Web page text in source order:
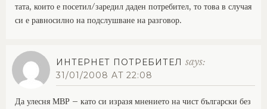
тата, които е посетил/заредил даден потребител, то това в случая
си е равносилно на подслушване на разговор.
ИНТЕРНЕТ ПОТРЕБИТЕЛ says:
31/01/2008 AT 22:08
Да улесня МВР – като си изразя мнението на чист български без